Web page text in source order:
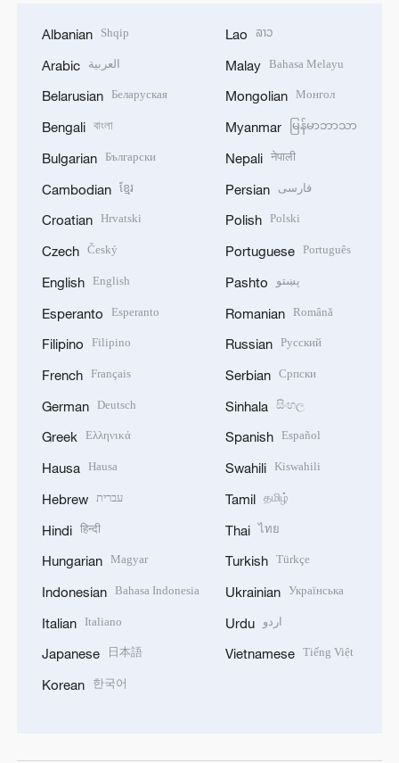
Albanian Shqip
Arabic العربية
Belarusian Беларуская
Bengali বাংলা
Bulgarian Български
Cambodian ខ្មែរ
Croatian Hrvatski
Czech Český
English English
Esperanto Esperanto
Filipino Filipino
French Français
German Deutsch
Greek Ελληνικά
Hausa Hausa
Hebrew עברית
Hindi हिन्दी
Hungarian Magyar
Indonesian Bahasa Indonesia
Italian Italiano
Japanese 日本語
Korean 한국어
Lao ລາວ
Malay Bahasa Melayu
Mongolian Монгол
Myanmar မြန်မာဘာသာ
Nepali नेपाली
Persian فارسی
Polish Polski
Portuguese Português
Pashto پښتو
Romanian Română
Russian Русский
Serbian Српски
Sinhala සිංහල
Spanish Español
Swahili Kiswahili
Tamil தமிழ்
Thai ไทย
Turkish Türkçe
Ukrainian Українська
Urdu اردو
Vietnamese Tiếng Việt